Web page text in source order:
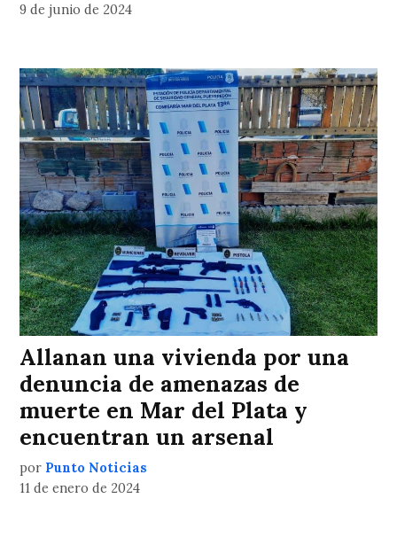
9 de junio de 2024
Allanan una vivienda por una
denuncia de amenazas de
muerte en Mar del Plata y
encuentran un arsenal
por Punto Noticias
11 de enero de 2024